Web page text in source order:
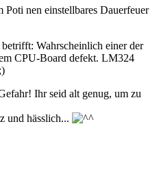
Poti nen einstellbares Dauerfeuer
Wahrscheinlich einer der
CPU-Board defekt. LM324
Ihr seid alt genug, um zu
und hässlich...